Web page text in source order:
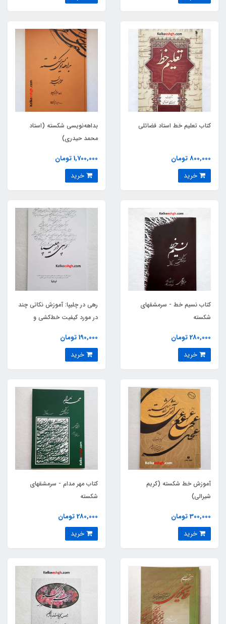
کتاب تعلیم خط استاد فضائلی
800,000 تومان
بداهه‌نویسی شکسته (استاد
محمد حیدری)
1,700,000 تومان
کتاب نسیم خط - سرمشقهای
شکسته
280,000 تومان
رهی در چلیپا: آموزش نکاتی چند
در مورد کیفیت خط‌کشی و
190,000 تومان
آموزش خط شکسته (کریم
شیرالی)
300,000 تومان
کتاب مهر مدام - سرمشقهای
شکسته
280,000 تومان